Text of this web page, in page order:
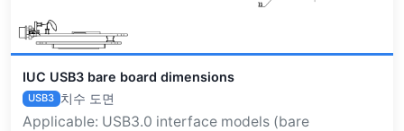
IUC USB3 bare board dimensions
USB3 치수 도면
Applicable: USB3.0 interface models (bare